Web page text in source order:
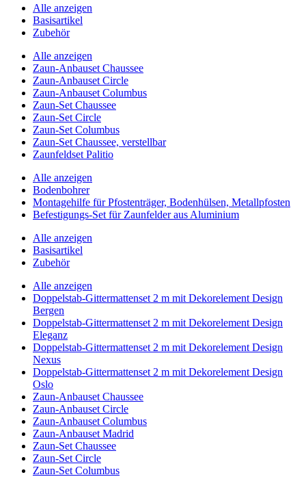
Alle anzeigen
Basisartikel
Zubehör
Alle anzeigen
Zaun-Anbauset Chaussee
Zaun-Anbauset Circle
Zaun-Anbauset Columbus
Zaun-Set Chaussee
Zaun-Set Circle
Zaun-Set Columbus
Zaun-Set Chaussee, verstellbar
Zaunfeldset Palitio
Alle anzeigen
Bodenbohrer
Montagehilfe für Pfostenträger, Bodenhülsen, Metallpfosten
Befestigungs-Set für Zaunfelder aus Aluminium
Alle anzeigen
Basisartikel
Zubehör
Alle anzeigen
Doppelstab-Gittermattenset 2 m mit Dekorelement Design
Bergen
Doppelstab-Gittermattenset 2 m mit Dekorelement Design
Eleganz
Doppelstab-Gittermattenset 2 m mit Dekorelement Design
Nexus
Doppelstab-Gittermattenset 2 m mit Dekorelement Design
Oslo
Zaun-Anbauset Chaussee
Zaun-Anbauset Circle
Zaun-Anbauset Columbus
Zaun-Anbauset Madrid
Zaun-Set Chaussee
Zaun-Set Circle
Zaun-Set Columbus